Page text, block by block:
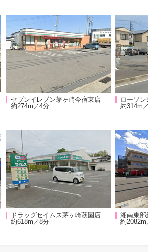
セブンイレブン茅ヶ崎今宿東店
約274m／4分
ローソ
約314m
ドラッグセイムス茅ヶ崎萩園店
約618m／8分
湘南東部
約2082m